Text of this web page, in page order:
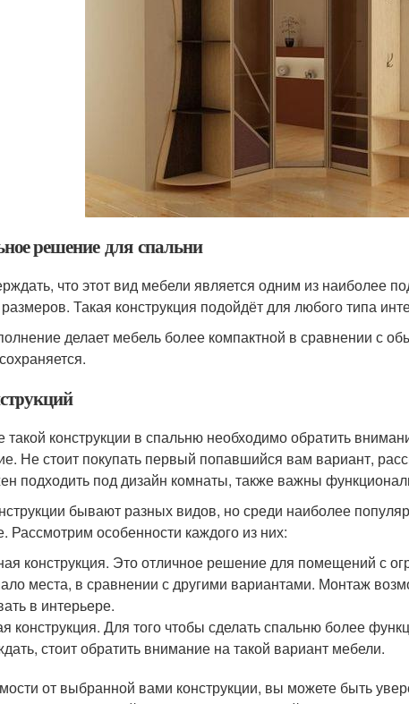
решение для спальни
что этот вид мебели является одним из наиболее
Такая конструкция подойдёт для любого типа
делает мебель более компактной в сравнении с
конструкции в спальню необходимо обратить
Не стоит покупать первый попавшийся вам вариант,
подходить под дизайн комнаты, также важны
бывают разных видов, но среди наиболее
Рассмотрим особенности каждого из них:
конструкция. Это отличное решение для помещений с
места, в сравнении с другими вариантами. Монтаж
в интерьере.
конструкция. Для того чтобы сделать спальню более
стоит обратить внимание на такой вариант мебели.
от выбранной вами конструкции, вы можете быть